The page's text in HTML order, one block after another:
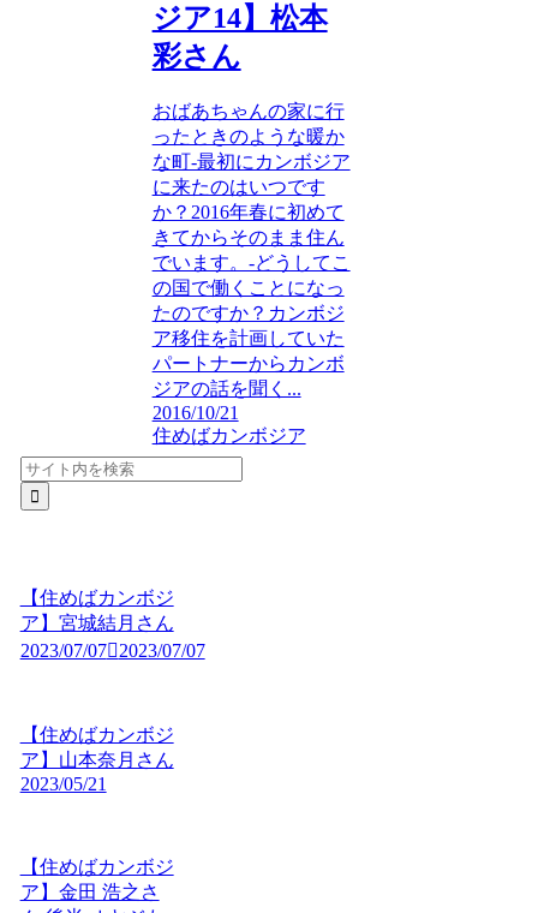
ジア14】松本
彩さん
おばあちゃんの家に行
ったときのような暖か
な町-最初にカンボジア
に来たのはいつです
か？2016年春に初めて
きてからそのまま住ん
でいます。-どうしてこ
の国で働くことになっ
たのですか？カンボジ
ア移住を計画していた
パートナーからカンボ
ジアの話を聞く...
2016/10/21
住めばカンボジア
【住めばカンボジ
ア】宮城結月さん
2023/07/07
2023/07/07
【住めばカンボジ
ア】山本奈月さん
2023/05/21
【住めばカンボジ
ア】金田 浩之さ